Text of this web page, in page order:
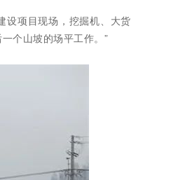
设项目现场，挖掘机、大货
个山坡的场平工作。”